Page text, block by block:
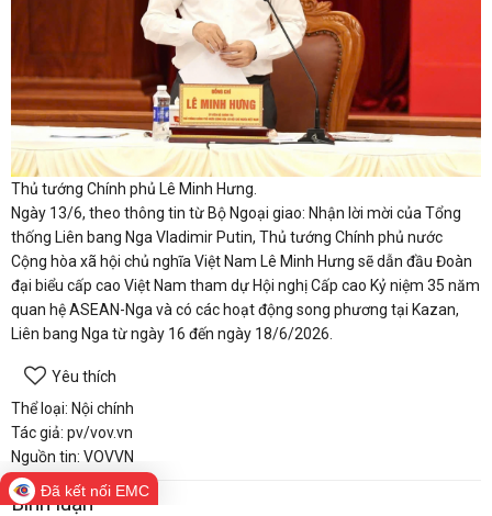
Thủ tướng Chính phủ Lê Minh Hưng.
Ngày 13/6, theo thông tin từ Bộ Ngoại giao: Nhận lời mời của Tổng
thống Liên bang Nga Vladimir Putin, Thủ tướng Chính phủ nước
Cộng hòa xã hội chủ nghĩa Việt Nam Lê Minh Hưng sẽ dẫn đầu Đoàn
đại biểu cấp cao Việt Nam tham dự Hội nghị Cấp cao Kỷ niệm 35 năm
quan hệ ASEAN-Nga và có các hoạt động song phương tại Kazan,
Liên bang Nga từ ngày 16 đến ngày 18/6/2026.
Yêu thích
Thể loại: Nội chính
Tác giả: pv/vov.vn
Nguồn tin: VOVVN
Bình luận
Đã kết nối EMC